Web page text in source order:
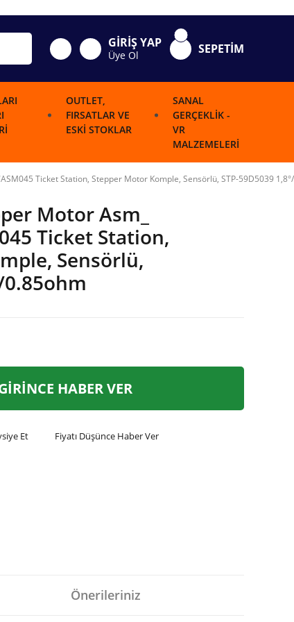
GİRİŞ YAP
Üye Ol SEPETİM
OUTLET,
FIRSATLAR VE
ESKI STOKLAR
SANAL
GERÇEKLIK -
VR
MALZEMELERI
Ticket Station, Stepper Motor Komple, Sensörlü, STP-59D5039
Motor Asm_
Ticket Station,
Sensörlü,
0.85ohm
HABER VER
Et Fiyatı Düşünce Haber Ver
Önerileriniz